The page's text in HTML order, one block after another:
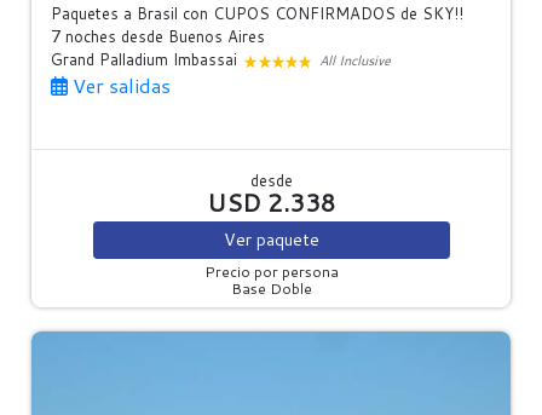
Paquetes a Brasil con CUPOS CONFIRMADOS de SKY!!
7 noches desde Buenos Aires
Grand Palladium Imbassai
All Inclusive
Ver salidas
desde
USD 2.338
Ver paquete
Precio por persona
Base Doble